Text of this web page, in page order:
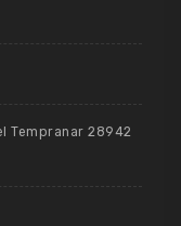
Tempranar 28942